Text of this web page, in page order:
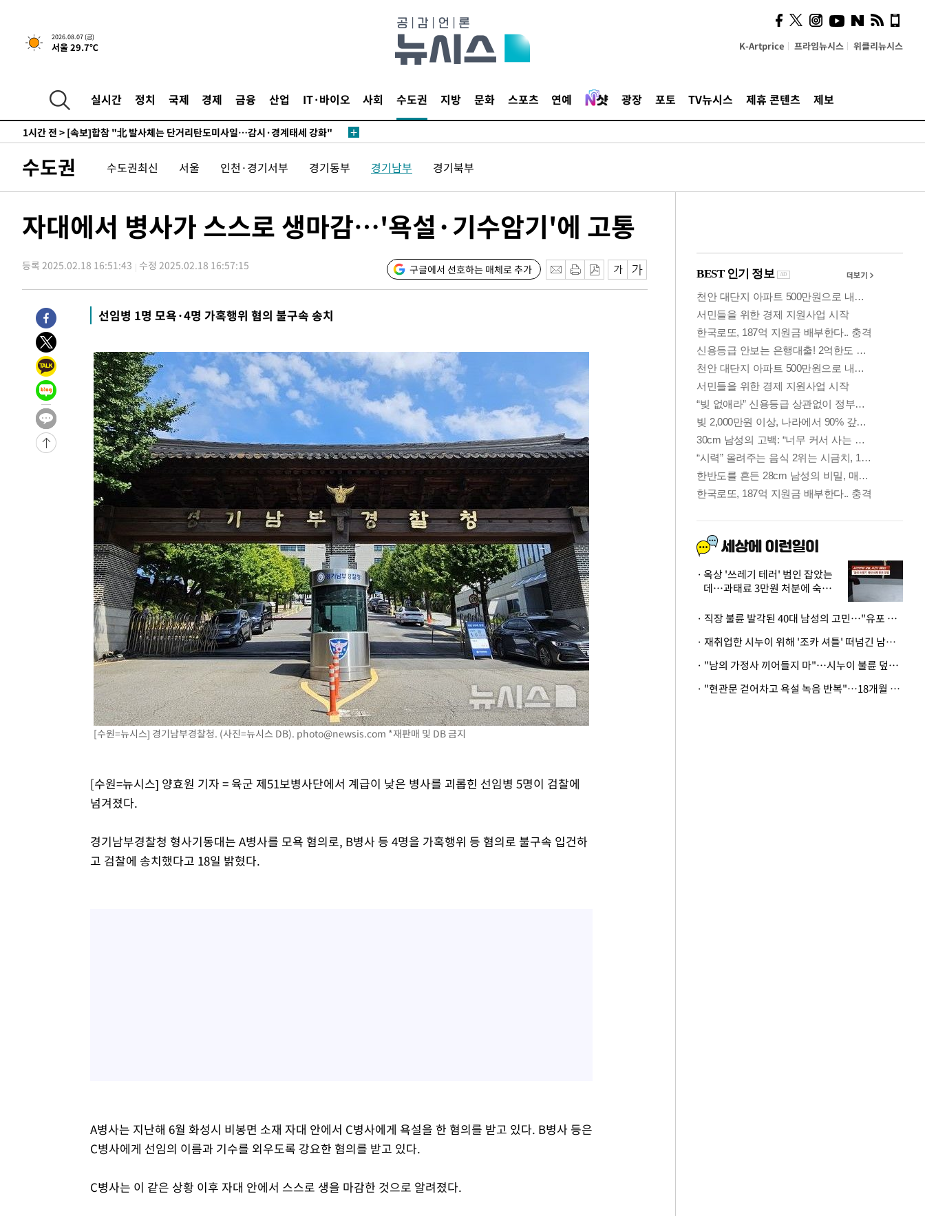
2026.08.07 (금)
서울 29.7℃ K-Artprice 프라임뉴시스 위클리뉴시스
실시간 정치 국제 경제 금융 산업 IT·바이오 사회 수도권 지방 문화 스포츠 연예 광장 포토 TV뉴시스 제휴 콘텐츠 제보
7시간 전 >내일까지 39도 '펄펄'…기상청 "태풍 지나며 폭염 잠시 꺾인다"
-11572초 전 >'월드컵 탈락 후폭풍' 축구협회…11시간 걸린 초유의 압수수색(종
-9801초 전 >
축구협회, 15년 전 심판 성 접대 파문에 "현재는 내부 지침 준수"
-8486초 전 >
1시간 전 > [속보]합참 "北 발사체는 단거리탄도미사일…감시·경계태세 강화"
2시간 전 >[속보] SKT, 에이닷 서비스 장애 발생…"원인 파악 중"
2시간 전 >[속보]합참 "북, 동해상으로 미상 발사체 발사"
2시간 전 > [속보]7~9일 프로야구 3연전도 폭염 취소…11일 재개
2시간 전 >'월드컵 탈락 후폭풍' 축구협회…초유의 압수수색에 '충격·당황'
2시간 전 >서울 낮 37.9도, 올여름 최고치 경신…영등포 순간 '40도'
2시간 전 >
[속보]종합특검, 대검 추가 압수수색…내란 중요임무종사 혐의
3시간 전 >
[속보]코스닥, 800p 회복…0.26% 오른 801.67 마감
3시간 전 >
3시간 전 >
[속보]원·달러 환율, 0.7원 내린 1423.8원 마감
4시간 전 >
"여기 떨어졌다"…다누리, 스페이스X 로켓 달 충돌 흔적 포착
5시간 전 >
손흥민, 5경기 연속골 실패…LAFC는 승부차기 끝 과달라하라 격파
7시간 전 >
내일까지 39도 '펄펄'…기상청 "태풍 지나며 폭염 잠시 꺾인다"
-11572초 전 >
'월드컵 탈락 후폭풍' 축구협회…11시간 걸린 초유의 압수수색(종
[속보] 뉴욕증시, 혼조 출발…나스닥 0.3%↓, 다우 0.14%↑
축구협회, 15년 전 심판 성 접대 파문에 "현재는 내부 지침 준수"
경찰, '홍명보는 2순위' 결론냈던 스포츠윤리센터도 압수수색
[속보]합참 "北 발사체는 단거리탄도미사일…감시·경계태세 강화"
日방위성, 北이 동해로 쏜 발사체는 탄도미사일 가능성
[속보] SKT, 에이닷 서비스 장애 발생…"원인 파악 중"
[속보]합참 "북, 동해상으로 미상 발사체 발사"
'낮 최고 39도' 불볕더위…한밤 열대야도 계속[내일날씨]
[속보]7~9일 프로야구 3연전도 폭염 취소…11일 재개
"韓 외환시장 개입 관측 배경엔 美의 대한국 무역적자 있어"
'월드컵 탈락 후폭풍' 축구협회…초유의 압수수색에 '충격·당황'
서울 낮 37.9도, 올여름 최고치 경신…영등포 순간 '40도'
[속보]종합특검, 대검 추가 압수수색…내란 중요임무종사 혐의
[속보]코스닥, 800p 회복…0.26% 오른 801.67 마감
[속보]코스피, 301.88포인트(4.58%) 내린 6296.38 마감
손흥민, 5경기 연속골 실패…LAFC는 승부차기 끝 과달라하라 격파
내일까지 39도 '펄펄'…기상청 "태풍 지나며 폭염 잠시 꺾인다"
수도권 수도권최신 서울 인천·경기서부 경기동부 경기남부 경기북부
자대에서 병사가 스스로 생마감…'욕설·기수암기'에 고통
등록 2025.02.18 16:51:43 수정 2025.02.18 16:57:15 구글에서 선호하는 매체로 추가
선임병 1명 모욕·4명 가혹행위 혐의 불구속 송치
[수원=뉴시스] 경기남부경찰청. (사진=뉴시스 DB). photo@newsis.com *재판매 및 DB 금지
[수원=뉴시스] 양효원 기자 = 육군 제51보병사단에서 계급이 낮은 병사를 괴롭힌 선임병 5명이 검찰에
넘겨졌다.
경기남부경찰청 형사기동대는 A병사를 모욕 혐의로, B병사 등 4명을 가혹행위 등 혐의로 불구속 입건하
고 검찰에 송치했다고 18일 밝혔다.
A병사는 지난해 6월 화성시 비봉면 소재 자대 안에서 C병사에게 욕설을 한 혐의를 받고 있다. B병사 등은
C병사에게 선임의 이름과 기수를 외우도록 강요한 혐의를 받고 있다.
C병사는 이 같은 상황 이후 자대 안에서 스스로 생을 마감한 것으로 알려졌다.
의견, 국토부·LH에 충실히
전달할 것"
옥상 '쓰레기 테러' 범인 잡았는
데…과태료 3만원 처분에 숙박업
· 직장 불륜 발각된 40대 남성의 고민…"유포 동료 명예훼손·협박죄 고소 가능할까"
· 재취업한 시누이 위해 '조카 셔틀' 떠넘긴 남편…아내 "난 못한다"
· "남의 가정사 끼어들지 마"…시누이 불륜 덮으려는 남편에 억울한 아내
· "현관문 걷어차고 욕설 녹음 반복"…18개월 아기 키우는 집 뒤흔든 '앞집의 비극'